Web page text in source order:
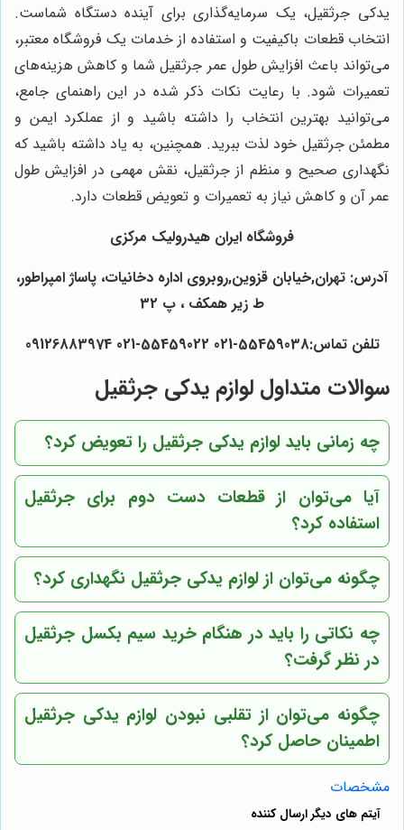
یدکی جرثقیل، یک سرمایه‌گذاری برای آینده دستگاه شماست.
انتخاب قطعات باکیفیت و استفاده از خدمات یک فروشگاه معتبر،
می‌تواند باعث افزایش طول عمر جرثقیل شما و کاهش هزینه‌های
تعمیرات شود. با رعایت نکات ذکر شده در این راهنمای جامع،
می‌توانید بهترین انتخاب را داشته باشید و از عملکرد ایمن و
مطمئن جرثقیل خود لذت ببرید. همچنین، به یاد داشته باشید که
نگهداری صحیح و منظم از جرثقیل، نقش مهمی در افزایش طول
عمر آن و کاهش نیاز به تعمیرات و تعویض قطعات دارد.
فروشگاه ایران هیدرولیک مرکزی
آدرس: تهران,خیابان قزوین,روبروی اداره دخانیات، پاساژ امپراطور،
ط زیر همکف ، پ 32
تلفن تماس:55459038-021 55459022-021 09126883974
سوالات متداول لوازم یدکی جرثقیل
چه زمانی باید لوازم یدکی جرثقیل را تعویض کرد؟
آیا می‌توان از قطعات دست دوم برای جرثقیل
استفاده کرد؟
چگونه می‌توان از لوازم یدکی جرثقیل نگهداری کرد؟
چه نکاتی را باید در هنگام خرید سیم بکسل جرثقیل
در نظر گرفت؟
چگونه می‌توان از تقلبی نبودن لوازم یدکی جرثقیل
اطمینان حاصل کرد؟
مشخصات